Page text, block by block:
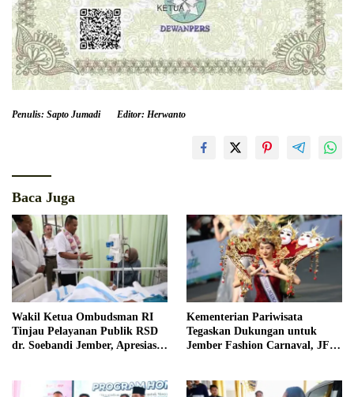
Penulis: Sapto Jumadi Editor: Herwanto
Baca Juga
Wakil Ketua Ombudsman RI
Tinjau Pelayanan Publik RSD
dr. Soebandi Jember, Apresiasi
Kementerian Pariwisata
Tegaskan Dukungan untuk
Jember Fashion Carnaval, JFC